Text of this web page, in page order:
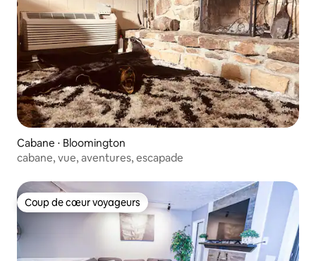
Cabane ⋅ Bloomington
cabane, vue, aventures, escapade
Coup de cœur voyageurs
Coup de cœur voyageurs